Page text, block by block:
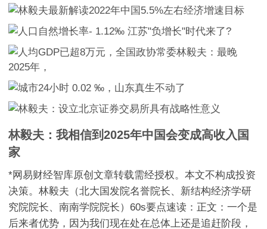
林毅夫：我相信到2025年中国会变成高收入国
家
*网易财经智库原创文章转载需经授权。本文不构成投资
决策。林毅夫（北大国发院名誉院长、新结构经济学研
究院院长、南南学院院长）60s要点速读：正文：一个是
后来者优势，因为我们现在处在总体上还是追赶阶段，